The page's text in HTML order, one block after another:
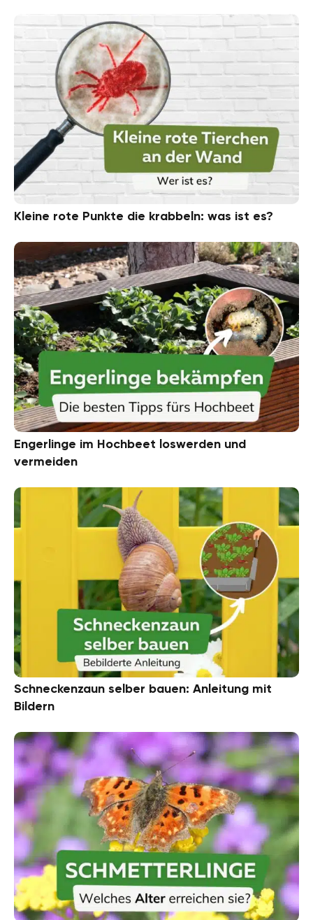
Kleine rote Punkte die krabbeln: was ist es?
Engerlinge im Hochbeet loswerden und
vermeiden
Schneckenzaun selber bauen: Anleitung mit
Bildern